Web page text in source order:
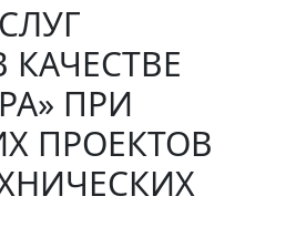
ПРИ
ПРОЕКТОВ